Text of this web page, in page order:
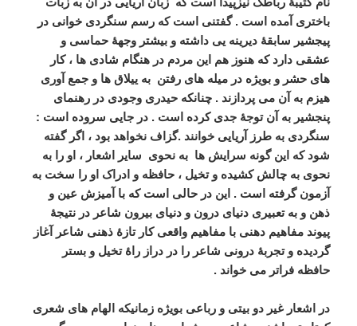
باختری آمده است . گفتنی است که رسم سنگردی خوانی در
پیجشیر سابقۀ دیرینه یی داشته و بیشتر وجهۀ حماسی و
عشقی دارد که هنوز هم این مردم در هنگام شادی ها ، کار
های حشر و بویژه در میله های رفتن به ییلاق ها و جمع آوری
هیزم به آن می پردازند . چنانکه حیدری وجودی در رهنمای
پنجشیر به آن توجۀ جدی کرده است . در جایی سروده است :
سنگردی به طرز آریایی خوانند .گزاف نخواهد بود ، اگر گفته
شود که این گونه سرایش ها به نحوی سایر اشعار ، او را به
نحوی به چالش کشیده و تخیل ، حافظه و ادراک او را سخت به
آزمون گرفته است . این در حالی است که با آمیزش عین و
ذهن و به تعبیری دنیای درون و دنیای بیرون شاعر در نتیجۀ
پیوند مفاهیم دهنی با مفاهیم واقعی کار تازۀ ذهنی شاعر آغاز
گردیده و تجربۀ درونی شاعر را در دراز راۀ تخیل و بستر
حافظه فراتر می خواند .
در اشعار غیر دو بیتی و رباعی بویژه زمانیکه الهام های شعری